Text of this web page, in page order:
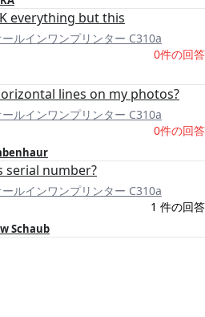
everything but this
ルインワンプリンター C310a
0件の回答
lines on my photos?
ルインワンプリンター C310a
0件の回答
serial number?
ルインワンプリンター C310a
1 件の回答
Schaub